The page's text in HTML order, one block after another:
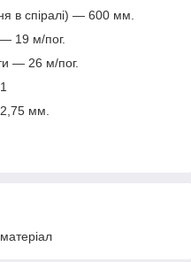
в спіралі) — 600 мм.
19 м/пог.
— 26 м/пог.
мм.